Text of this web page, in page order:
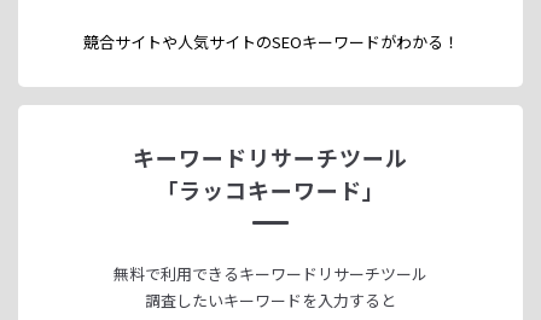
競合サイトや人気サイトのSEOキーワードがわかる！
キーワードリサーチツール
「ラッコキーワード」
無料で利用できるキーワードリサーチツール
調査したいキーワードを入力すると